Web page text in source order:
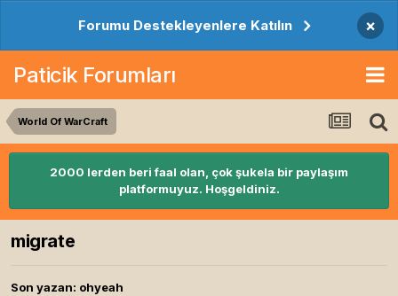
Forumu Destekleyenlere Katılın ×
Paticik Forumları
World Of WarCraft
2000 lerden beri faal olan, çok şukela bir paylaşım
platformuyuz. Hoşgeldiniz.
migrate
Son yazan: ohyeah